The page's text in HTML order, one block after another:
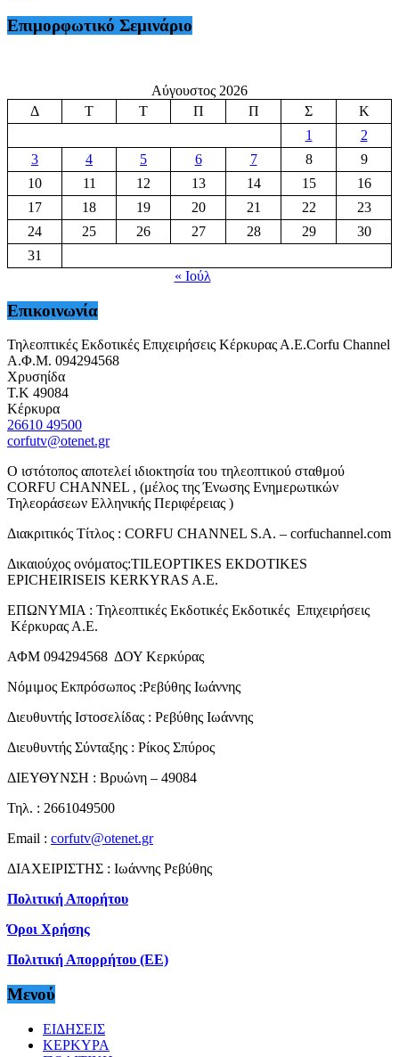
Επιμορφωτικό Σεμινάριο
Αύγουστος 2026
Δ
Τ Τ Π Π Σ
Κ
1
2
3
4 5 6 7 8
9
10
11 12 13 14 15
16
17
18 19 20 21 22
23
24
25 26 27 28 29
30
31
« Ιούλ
Επικοινωνία
Τηλεοπτικές Εκδοτικές Επιχειρήσεις Κέρκυρας Α.Ε.Corfu Channel
Α.Φ.Μ. 094294568
Χρυσηίδα
Τ.Κ 49084
Κέρκυρα
26610 49500
corfutv@otenet.gr
Ο ιστότοπος αποτελεί ιδιοκτησία του τηλεοπτικού σταθμού
CORFU CHANNEL , (μέλος της Ένωσης Ενημερωτικών
Τηλεοράσεων Ελληνικής Περιφέρειας )
Διακριτικός Τίτλος : CORFU CHANNEL S.A. – corfuchannel.com
Δικαιούχος ονόματος:TILEOPTIKES EKDOTIKES
EPICHEIRISEIS KERKYRAS A.E.
ΕΠΩΝΥΜΙΑ : Τηλεοπτικές Εκδοτικές Εκδοτικές Επιχειρήσεις
Κέρκυρας Α.Ε.
ΑΦΜ 094294568 ΔΟΥ Κερκύρας
Νόμιμος Εκπρόσωπος :Ρεβύθης Ιωάννης
Διευθυντής Ιστοσελίδας : Ρεβύθης Ιωάννης
Διευθυντής Σύνταξης : Ρίκος Σπύρος
ΔΙΕΥΘΥΝΣΗ : Βρυώνη – 49084
Τηλ. : 2661049500
Email : corfutv@otenet.gr
ΔΙΑΧΕΙΡΙΣΤΗΣ : Ιωάννης Ρεβύθης
Πολιτική Απορήτου
Όροι Χρήσης
Πολιτική Απορρήτου (ΕΕ)
Μενού
ΕΙΔΗΣΕΙΣ
ΚΕΡΚΥΡΑ